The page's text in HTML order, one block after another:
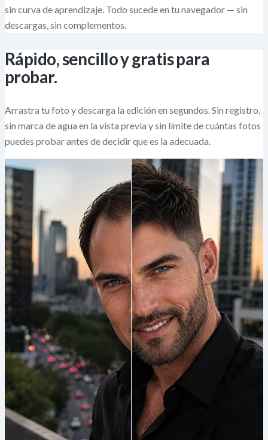
sin curva de aprendizaje. Todo sucede en tu navegador — sin
descargas, sin complementos.
Rápido, sencillo y gratis para
probar.
Arrastra tu foto y descarga la edición en segundos. Sin registro,
sin marca de agua en la vista previa y sin límite de cuántas fotos
puedes probar antes de decidir que es la adecuada.